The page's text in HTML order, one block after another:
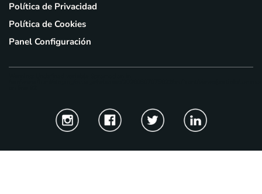
Política de Privacidad
Política de Cookies
Panel Configuración